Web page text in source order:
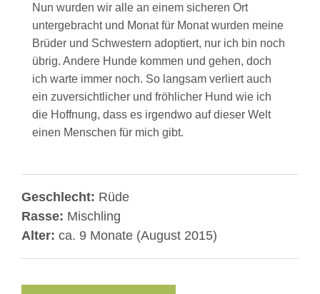
Nun wurden wir alle an einem sicheren Ort
untergebracht und Monat für Monat wurden meine
Brüder und Schwestern adoptiert, nur ich bin noch
übrig. Andere Hunde kommen und gehen, doch
ich warte immer noch. So langsam verliert auch
ein zuversichtlicher und fröhlicher Hund wie ich
die Hoffnung, dass es irgendwo auf dieser Welt
einen Menschen für mich gibt.
Geschlecht: Rüde
Rasse: Mischling
Alter: ca. 9 Monate (August 2015)